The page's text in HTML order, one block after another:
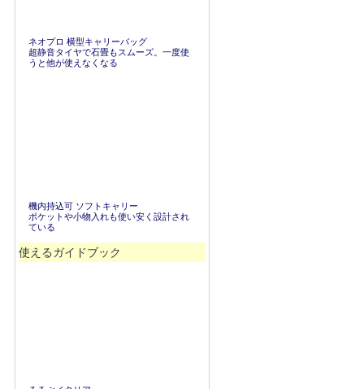
ネオプロ 横型キャリーバッグ
超静音タイヤで石畳もスムーズ。一度使
うと他が使えなくなる
機内持込可 ソフトキャリー
ポケットや小物入れも使い安く設計され
ている
使えるガイドブック